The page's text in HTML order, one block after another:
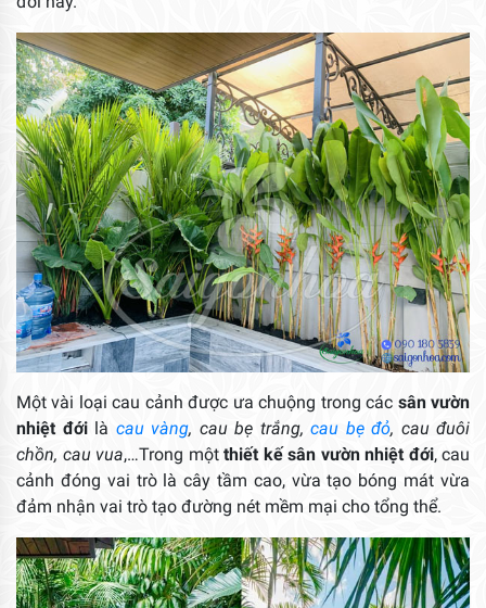
Một vài loại cau cảnh được ưa chuộng trong các sân vườn
nhiệt đớilà cau vàng, cau bẹ trắng, cau bẹ đỏ, cau đuôi
chồn, cau vua,…Trong một thiết kế sân vườn nhiệt đới, cau
cảnh đóng vai trò là cây tầm cao, vừa tạo bóng mát vừa
đảm nhận vai trò tạo đường nét mềm mại cho tổng thể.